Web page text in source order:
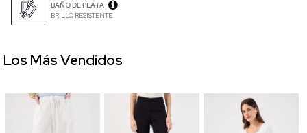
BAÑO DE PLATA
BRILLO RESISTENTE
Los Más Vendidos